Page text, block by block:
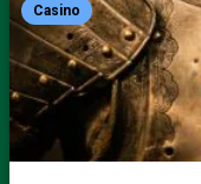
Casino